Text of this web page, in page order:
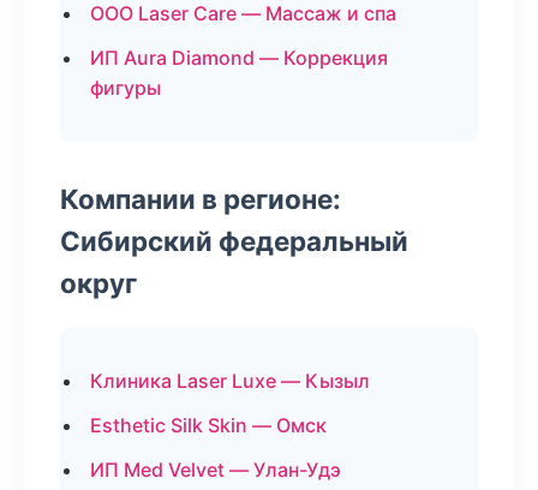
ООО Laser Care — Массаж и спа
ИП Aura Diamond — Коррекция
фигуры
Компании в регионе:
Сибирский федеральный
округ
Клиника Laser Luxe — Кызыл
Esthetic Silk Skin — Омск
ИП Med Velvet — Улан-Удэ